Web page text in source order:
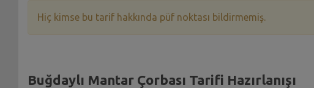
Hiç kimse bu tarif hakkında püf noktası bildirmemiş.
Buğdaylı Mantar Çorbası Tarifi Hazırlanışı